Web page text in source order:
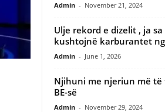
Admin - November 21, 2024
Ulje rekord e dizelit , ja sa
kushtojnë karburantet
Admin - June 1, 2026
Njihuni me njeriun më të
BE-së
Admin - November 29, 2024